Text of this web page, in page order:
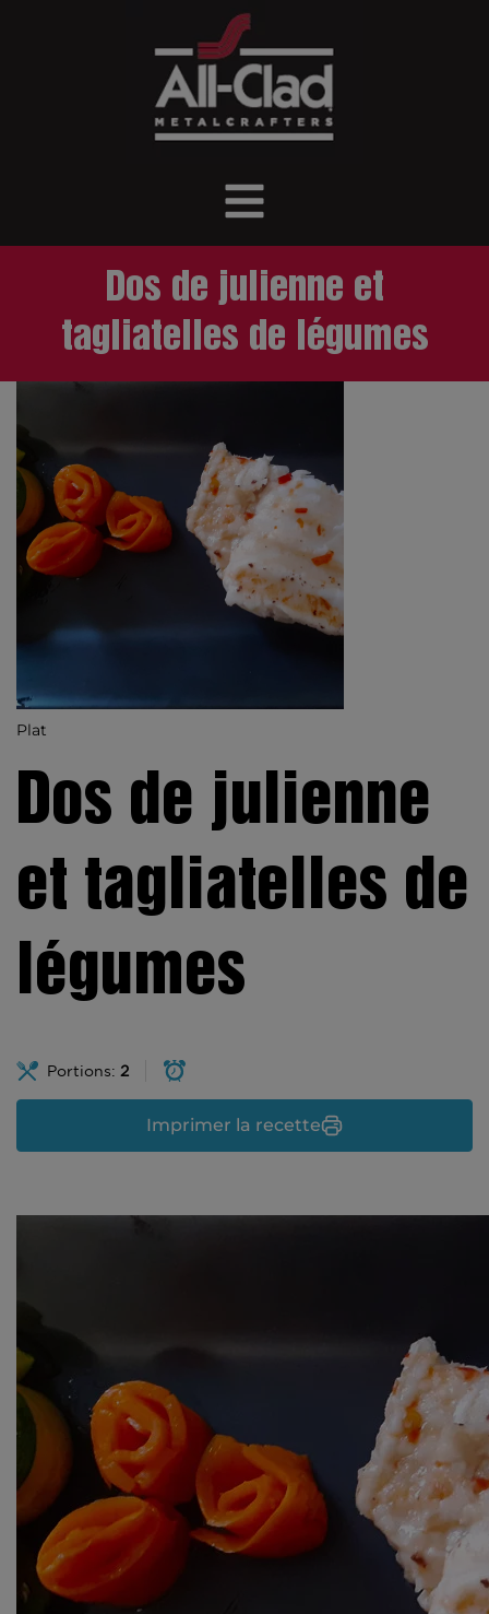
Dos de julienne et
tagliatelles de légumes
Plat
Dos de julienne
et tagliatelles de
légumes
Portions: 2
Imprimer la recette